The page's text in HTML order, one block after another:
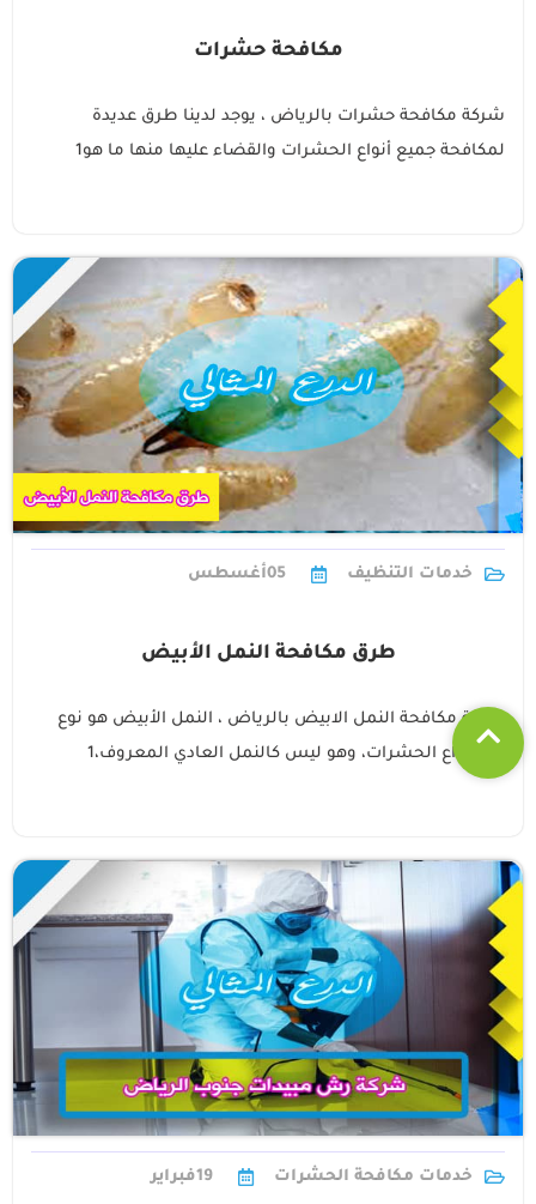
مكافحة حشرات
شركة مكافحة حشرات بالرياض ، يوجد لدينا طرق عديدة
لمكافحة جميع أنواع الحشرات والقضاء عليها منها ما هو1
خدمات التنظيف 05أغسطس
طرق مكافحة النمل الأبيض
شركة مكافحة النمل الابيض بالرياض ، النمل الأبيض هو نوع
من أنواع الحشرات، وهو ليس كالنمل العادي المعروف،1
خدمات مكافحة الحشرات 19فبراير